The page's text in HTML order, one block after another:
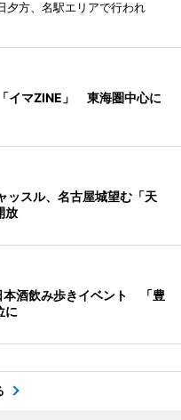
夕方、名駅エリアで行われ
イマZINE」 東海圏中心に
ッスル、名古屋城望む「天
放
本酒飲み歩きイベント 「豊
に